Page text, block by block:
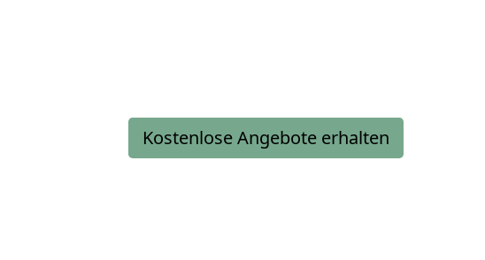
Kostenlose Angebote erhalten